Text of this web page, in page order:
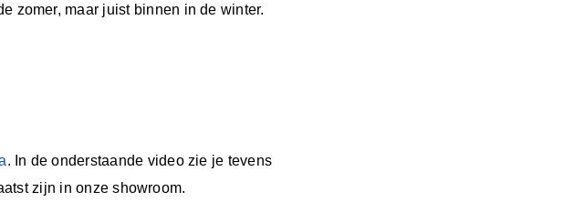
zomer, maar juist binnen in de winter.
. In de onderstaande video zie je tevens
zijn in onze showroom.